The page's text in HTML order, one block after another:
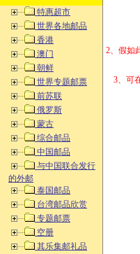
特惠超市
世界各地邮品
香港
澳门
朝鲜
世界专题邮票
前苏联
俄罗斯
蒙古
综合邮品
中国邮品
与中国联合发行
的外邮
泰国邮品
台湾邮品欣赏
专题邮票
空册
其乐集邮礼品
2、
3、